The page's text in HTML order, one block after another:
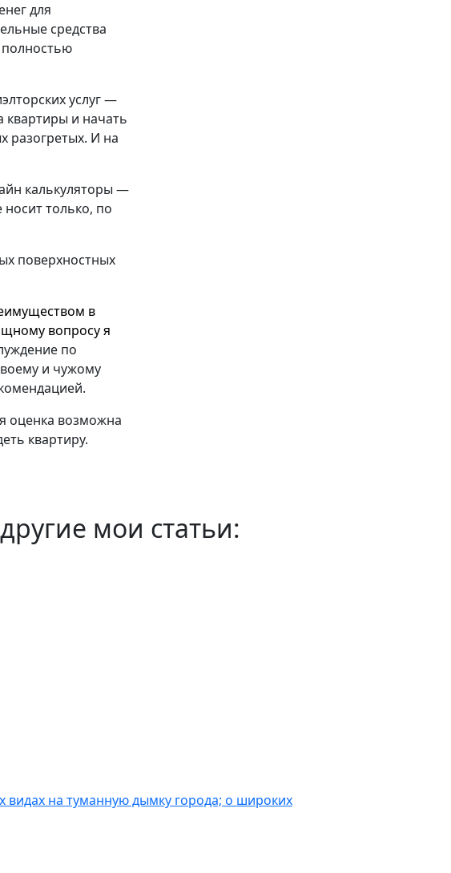
для
средства
услуг —
квартиры и начать
разогретых. И на
калькуляторы —
только, по
поверхностных
в
вопросу я
по
и чужому
оценка возможна
квартиру.
мои статьи:
на туманную дымку города; о широких